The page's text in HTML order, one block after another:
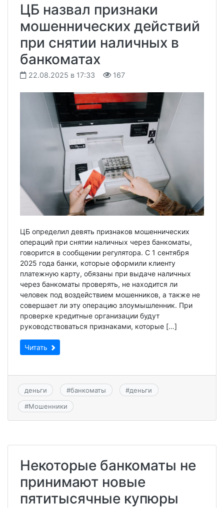
ЦБ назвал признаки
мошеннических действий
при снятии наличных в
банкоматах
22.08.2025 в 17:33 167
ЦБ определил девять признаков мошеннических
операций при снятии наличных через банкоматы,
говорится в сообщении регулятора. С 1 сентября
2025 года банки, которые оформили клиенту
платежную карту, обязаны при выдаче наличных
через банкоматы проверять, не находится ли
человек под воздействием мошенников, а также не
совершает ли эту операцию злоумышленник. При
проверке кредитные организации будут
руководствоваться признаками, которые […]
Читать
деньги #банкоматы #деньги
#Мошенники
Некоторые банкоматы не
принимают новые
пятитысячные купюры